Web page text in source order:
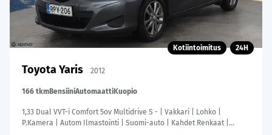
Kotiintoimitus 24H
Toyota Yaris 2012
166 tkmBensiiniAutomaattiKuopio
1,33 Dual VVT-i Comfort 5ov Multidrive S - | Vakkari | Lohko |
P.Kamera | Autom Ilmastointi | Suomi-auto | Kahdet Renkaat |